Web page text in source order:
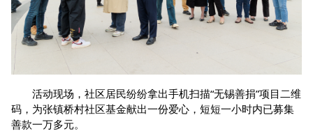
活动现场，社区居民纷纷拿出手机扫描“无锡善捐”项目二维
码，为张镇桥村社区基金献出一份爱心，短短一小时内已募集
善款一万多元。